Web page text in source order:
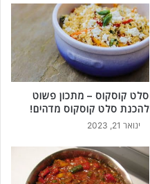
סלט קוסקוס – מתכון פשוט
להכנת סלט קוסקוס מדהים!
ינואר 21, 2023